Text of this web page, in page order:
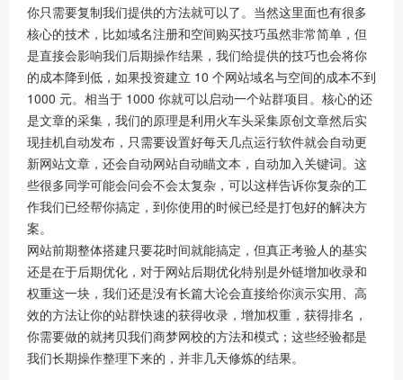
你只需要复制我们提供的方法就可以了。当然这里面也有很多
核心的技术，比如域名注册和空间购买技巧虽然非常简单，但
是直接会影响我们后期操作结果，我们给提供的技巧也会将你
的成本降到低，如果投资建立 10 个网站域名与空间的成本不到
1000 元。相当于 1000 你就可以启动一个站群项目。核心的还
是文章的采集，我们的原理是利用火车头采集原创文章然后实
现挂机自动发布，只需要设置好每天几点运行软件就会自动更
新网站文章，还会自动网站自动瞄文本，自动加入关键词。这
些很多同学可能会问会不会太复杂，可以这样告诉你复杂的工
作我们已经帮你搞定，到你使用的时候已经是打包好的解决方
案。
网站前期整体搭建只要花时间就能搞定，但真正考验人的基实
还是在于后期优化，对于网站后期优化特别是外链增加收录和
权重这一块，我们还是没有长篇大论会直接给你演示实用、高
效的方法让你的站群快速的获得收录，增加权重，获得排名，
你需要做的就拷贝我们商梦网校的方法和模式；这些经验都是
我们长期操作整理下来的，并非几天修炼的结果。